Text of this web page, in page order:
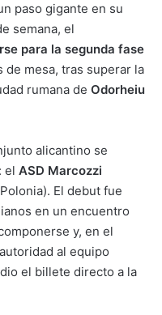
m
p
ar
tir
paso gigante en su
semana, el
para la segunda fase
de mesa, tras superar la
rumana de Odorheiu
alicantino se
el ASD Marcozzi
El debut fue
en un encuentro
y, en el
al equipo
el billete directo a la